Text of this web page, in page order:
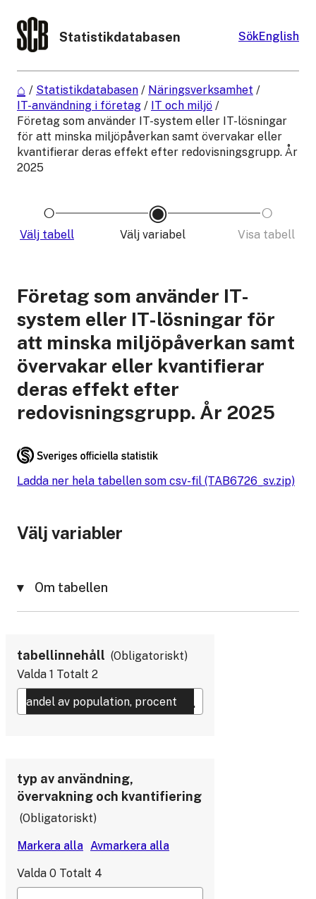
Statistikdatabasen SökEnglish
/ Statistikdatabasen / Näringsverksamhet /
IT-användning i företag / IT och miljö /
Företag som använder IT-system eller IT-lösningar
för att minska miljöpåverkan samt övervakar eller
kvantifierar deras effekt efter redovisningsgrupp. År
2025
Välj tabell Välj variabel Visa tabell
Företag som använder IT-
system eller IT-lösningar för
att minska miljöpåverkan samt
övervakar eller kvantifierar
deras effekt efter
redovisningsgrupp. År 2025
Ladda ner hela tabellen som csv-fil (TAB6726_sv.zip)
Välj variabler
Om tabellen
tabellinnehåll
Obligatoriskt
Valda 1 Totalt 2
typ av användning,
övervakning och kvantifiering
Obligatoriskt
Valda 0 Totalt 4